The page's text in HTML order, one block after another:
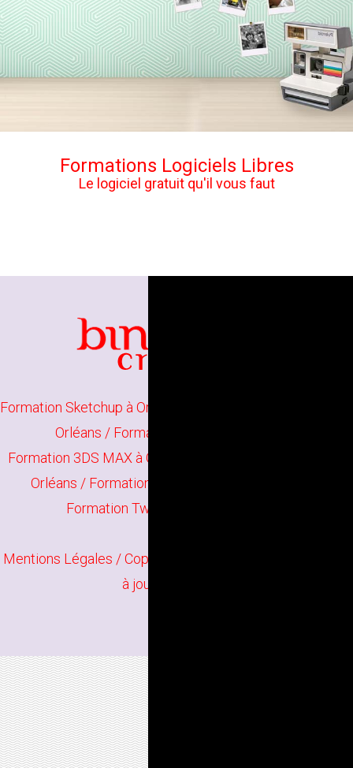
Formations Logiciels Libres
Le logiciel gratuit qu'il vous faut
Formation Sketchup à Orléans
Orléans / Formation Rendu 3D à Orléans
Formation 3DS MAX à Orléans
Orléans / Formation Adobe Dimension à Orléans
Formation Twilight Render à Orléans
Mentions Légales / Copyright
à jour en juin 2026